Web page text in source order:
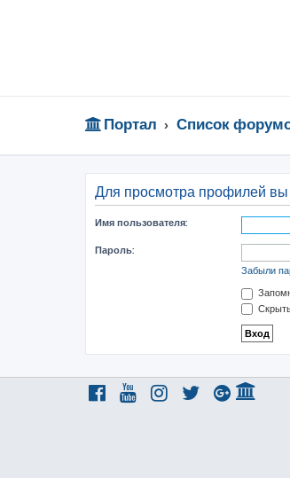
Портал Список
Для просмотра профилей
Имя пользователя:
Пароль:
Забыли